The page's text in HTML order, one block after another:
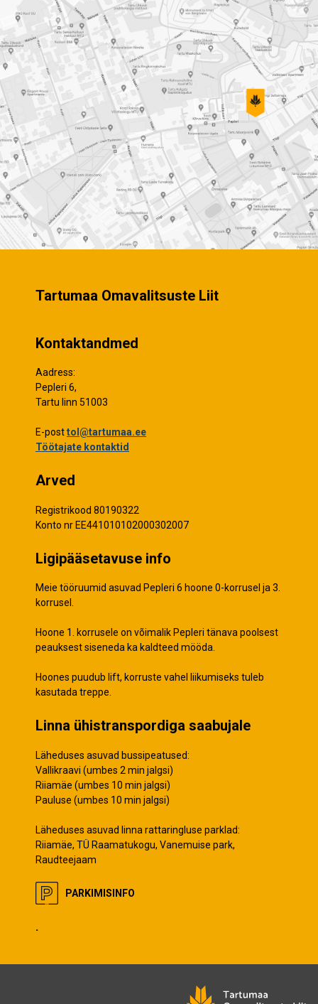
Tartumaa Omavalitsuste Liit
Kontaktandmed
Aadress:
Pepleri 6,
Tartu linn 51003
E-posttol@tartumaa.ee
Töötajate kontaktid
Arved
Registrikood 80190322
Konto nr EE441010102000302007
Ligipääsetavuse info
Meie tööruumid asuvad Pepleri 6 hoone 0-korrusel ja 3.
korrusel.
Hoone 1. korrusele on võimalik Pepleri tänava poolsest
peauksest siseneda ka kaldteed mööda.
Hoones puudub lift, korruste vahel liikumiseks tuleb
kasutada treppe.
Linna ühistranspordiga saabujale
Läheduses asuvad bussipeatused:
Vallikraavi (umbes 2 min jalgsi)
Riiamäe (umbes 10 min jalgsi)
Pauluse (umbes 10 min jalgsi)
Läheduses asuvad linna rattaringluse parklad:
Riiamäe, TÜ Raamatukogu, Vanemuise park,
Raudteejaam
PARKIMISINFO
.